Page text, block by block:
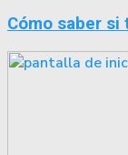
Cómo saber